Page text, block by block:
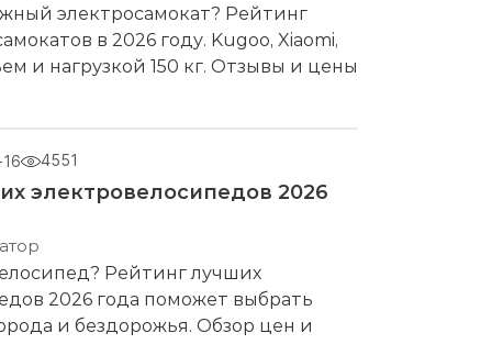
электросамокат? Рейтинг
в 2026 году. Kugoo, Xiaomi,
и нагрузкой 150 кг. Отзывы и цены
4551
электровелосипедов 2026
Рейтинг лучших
2026 года поможет выбрать
и бездорожья. Обзор цен и